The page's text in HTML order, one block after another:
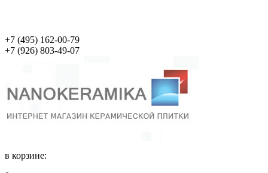
+7 (495) 162-00-79
+7 (926) 803-49-07
в корзине: